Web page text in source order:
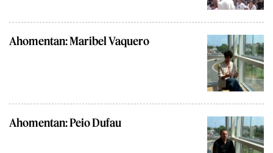
Ahomentan: Maribel Vaquero
Ahomentan: Peio Dufau